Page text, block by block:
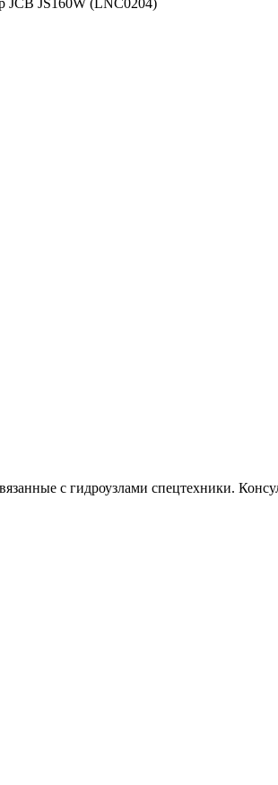
с гидроузлами спецтехники.